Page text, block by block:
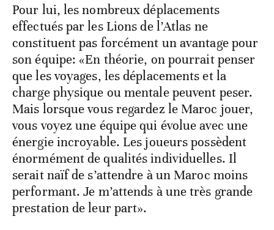
Pour lui, les nombreux déplacements
effectués par les Lions de l’Atlas ne
constituent pas forcément un avantage pour
son équipe: «En théorie, on pourrait penser
que les voyages, les déplacements et la
charge physique ou mentale peuvent peser.
Mais lorsque vous regardez le Maroc jouer,
vous voyez une équipe qui évolue avec une
énergie incroyable. Les joueurs possèdent
énormément de qualités individuelles. Il
serait naïf de s’attendre à un Maroc moins
performant. Je m’attends à une très grande
prestation de leur part».